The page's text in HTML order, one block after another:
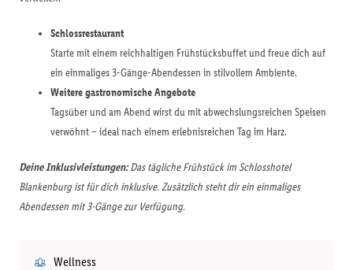
Schlossrestaurant
Starte mit einem reichhaltigen Frühstücksbuffet und freue dich auf
ein einmaliges 3-Gänge-Abendessen in stilvollem Ambiente.
Weitere gastronomische Angebote
Tagsüber und am Abend wirst du mit abwechslungsreichen Speisen
verwöhnt – ideal nach einem erlebnisreichen Tag im Harz.
Deine Inklusivleistungen:Das tägliche Frühstück im Schlosshotel
Blankenburg ist für dich inklusive. Zusätzlich steht dir ein einmaliges
Abendessen mit 3-Gänge zur Verfügung.
Wellness